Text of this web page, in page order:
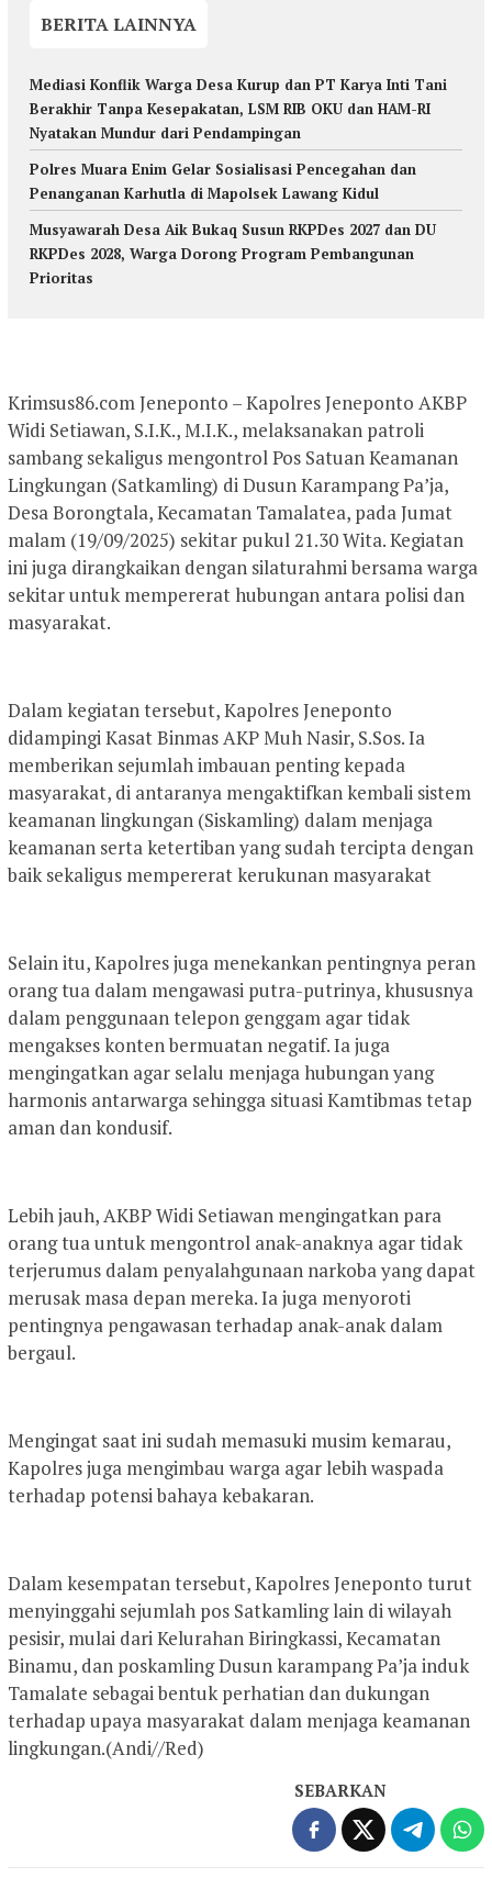
BERITA LAINNYA
Mediasi Konflik Warga Desa Kurup dan PT Karya Inti Tani
Berakhir Tanpa Kesepakatan, LSM RIB OKU dan HAM-RI
Nyatakan Mundur dari Pendampingan
Polres Muara Enim Gelar Sosialisasi Pencegahan dan
Penanganan Karhutla di Mapolsek Lawang Kidul
Musyawarah Desa Aik Bukaq Susun RKPDes 2027 dan DU
RKPDes 2028, Warga Dorong Program Pembangunan
Prioritas
Krimsus86.com Jeneponto – Kapolres Jeneponto AKBP
Widi Setiawan, S.I.K., M.I.K., melaksanakan patroli
sambang sekaligus mengontrol Pos Satuan Keamanan
Lingkungan (Satkamling) di Dusun Karampang Pa’ja,
Desa Borongtala, Kecamatan Tamalatea, pada Jumat
malam (19/09/2025) sekitar pukul 21.30 Wita. Kegiatan
ini juga dirangkaikan dengan silaturahmi bersama warga
sekitar untuk mempererat hubungan antara polisi dan
masyarakat.
Dalam kegiatan tersebut, Kapolres Jeneponto
didampingi Kasat Binmas AKP Muh Nasir, S.Sos. Ia
memberikan sejumlah imbauan penting kepada
masyarakat, di antaranya mengaktifkan kembali sistem
keamanan lingkungan (Siskamling) dalam menjaga
keamanan serta ketertiban yang sudah tercipta dengan
baik sekaligus mempererat kerukunan masyarakat
Selain itu, Kapolres juga menekankan pentingnya peran
orang tua dalam mengawasi putra-putrinya, khususnya
dalam penggunaan telepon genggam agar tidak
mengakses konten bermuatan negatif. Ia juga
mengingatkan agar selalu menjaga hubungan yang
harmonis antarwarga sehingga situasi Kamtibmas tetap
aman dan kondusif.
Lebih jauh, AKBP Widi Setiawan mengingatkan para
orang tua untuk mengontrol anak-anaknya agar tidak
terjerumus dalam penyalahgunaan narkoba yang dapat
merusak masa depan mereka. Ia juga menyoroti
pentingnya pengawasan terhadap anak-anak dalam
bergaul.
Mengingat saat ini sudah memasuki musim kemarau,
Kapolres juga mengimbau warga agar lebih waspada
terhadap potensi bahaya kebakaran.
Dalam kesempatan tersebut, Kapolres Jeneponto turut
menyinggahi sejumlah pos Satkamling lain di wilayah
pesisir, mulai dari Kelurahan Biringkassi, Kecamatan
Binamu, dan poskamling Dusun karampang Pa’ja induk
Tamalate sebagai bentuk perhatian dan dukungan
terhadap upaya masyarakat dalam menjaga keamanan
lingkungan.(Andi//Red)
SEBARKAN